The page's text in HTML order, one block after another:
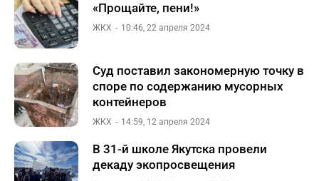
«Прощайте, пени!»
ЖКХ 10:46, 22 апреля 2024
Суд поставил закономерную точку в
споре по содержанию мусорных
контейнеров
ЖКХ 14:59, 12 апреля 2024
В 31-й школе Якутска провели
декаду экопросвещения